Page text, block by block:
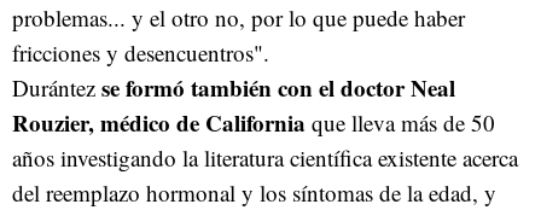
problemas... y el otro no, por lo que puede haber
fricciones y desencuentros".
Durántez se formó también con el doctor Neal
Rouzier, médico de California que lleva más de 50
años investigando la literatura científica existente acerca
del reemplazo hormonal y los síntomas de la edad, y